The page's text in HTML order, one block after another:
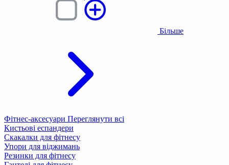
Більше
Фітнес-аксесуари Переглянути всі
Кистьові еспандери
Скакалки для фітнесу
Упори для віджимань
Резинки для фітнесу